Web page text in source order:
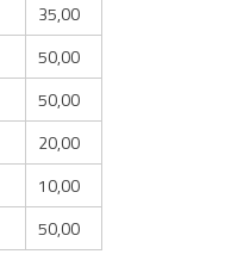
35,00
50,00
50,00
20,00
10,00
50,00